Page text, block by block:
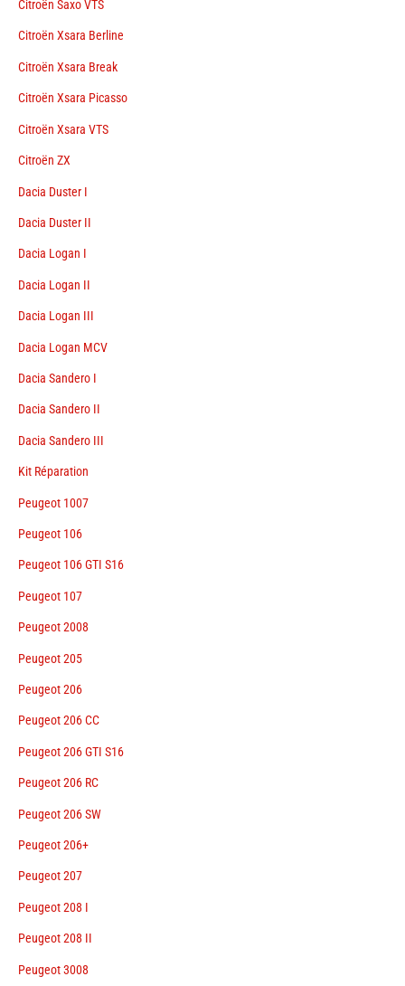
Citroën Saxo VTS
Citroën Xsara Berline
Citroën Xsara Break
Citroën Xsara Picasso
Citroën Xsara VTS
Citroën ZX
Dacia Duster I
Dacia Duster II
Dacia Logan I
Dacia Logan II
Dacia Logan III
Dacia Logan MCV
Dacia Sandero I
Dacia Sandero II
Dacia Sandero III
Kit Réparation
Peugeot 1007
Peugeot 106
Peugeot 106 GTI S16
Peugeot 107
Peugeot 2008
Peugeot 205
Peugeot 206
Peugeot 206 CC
Peugeot 206 GTI S16
Peugeot 206 RC
Peugeot 206 SW
Peugeot 206+
Peugeot 207
Peugeot 208 I
Peugeot 208 II
Peugeot 3008